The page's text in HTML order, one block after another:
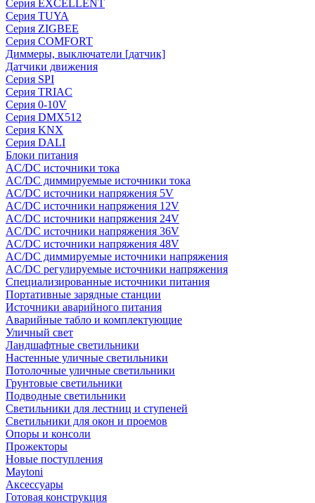
Серия EXCELLENT
Серия TUYA
Серия ZIGBEE
Серия COMFORT
Диммеры, выключатели [датчик]
Датчики движения
Серия SPI
Серия TRIAC
Серия 0-10V
Серия DMX512
Серия KNX
Серия DALI
Блоки питания
AC/DC источники тока
AC/DC диммируемые источники тока
AC/DC источники напряжения 5V
AC/DC источники напряжения 12V
AC/DC источники напряжения 24V
AC/DC источники напряжения 36V
AC/DC источники напряжения 48V
AC/DC диммируемые источники напряжения
AC/DC регулируемые источники напряжения
Специализированные источники питания
Портативные зарядные станции
Источники аварийного питания
Аварийные табло и комплектующие
Уличный свет
Ландшафтные светильники
Настенные уличные светильники
Потолочные уличные светильники
Грунтовые светильники
Подводные светильники
Светильники для лестниц и ступеней
Светильники для окон и проемов
Опоры и консоли
Прожекторы
Новые поступления
Maytoni
Аксессуары
Готовая конструкция